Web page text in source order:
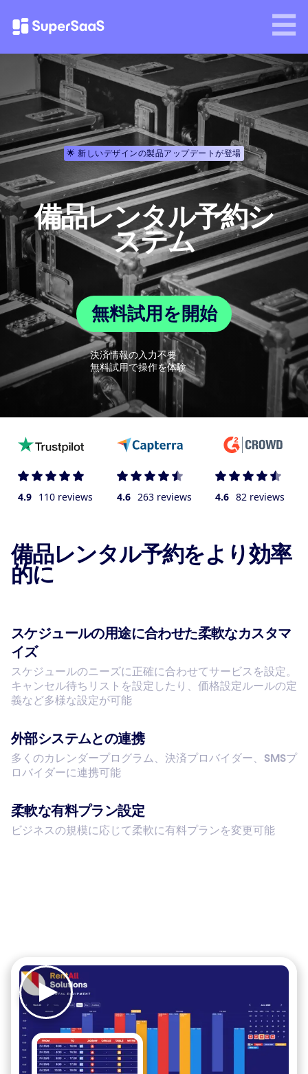
🌟 新しいデザインの製品アップデートが登場
備品レンタル予約シ
ステム
無料試用を開始
決済情報の入力不要
無料試用で操作を体験
4.9 110 reviews 4.6 263 reviews 4.6 82 reviews
備品レンタル予約をより効率
的に
スケジュールの用途に合わせた柔軟なカスタマ
イズ
スケジュールのニーズに正確に合わせてサービスを設定。
キャンセル待ちリストを設定したり、価格設定ルールの定
義など多様な設定が可能
外部システムとの連携
多くのカレンダープログラム、決済プロバイダー、SMSプ
ロバイダーに連携可能
柔軟な有料プラン設定
ビジネスの規模に応じて柔軟に有料プランを変更可能